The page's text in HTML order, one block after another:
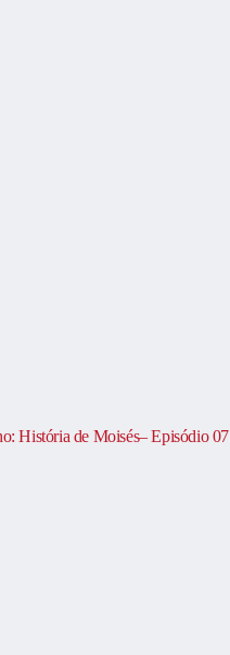
História de Moisés– Episódio 07